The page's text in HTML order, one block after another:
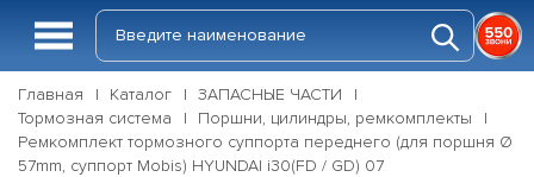
Главная Каталог
ЗАПАСНЫЕ ЧАСТИ
Тормозная система
Поршни, цилиндры, ремкомплекты
Ремкомплект тормозного суппорта переднего (для поршня Ø
57mm, суппорт Mobis) HYUNDAI i30(FD / GD) 07